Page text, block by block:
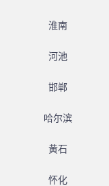
淮南
河池
邯郸
哈尔滨
黄石
怀化